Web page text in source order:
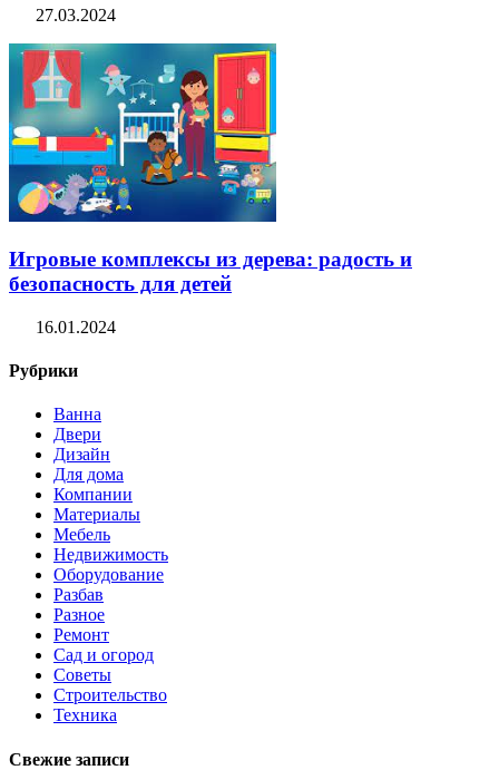
27.03.2024
Игровые комплексы из дерева: радость и
безопасность для детей
16.01.2024
Рубрики
Ванна
Двери
Дизайн
Для дома
Компании
Материалы
Мебель
Недвижимость
Оборудование
Разбав
Разное
Ремонт
Сад и огород
Советы
Строительство
Техника
Свежие записи